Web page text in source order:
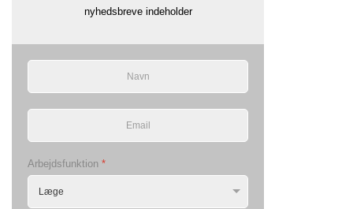
nyhedsbreve indeholder
Arbejdsfunktion *